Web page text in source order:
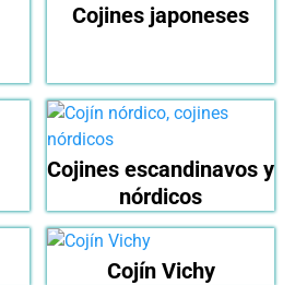
Cojines japoneses
Cojines escandinavos y
nórdicos
Cojín Vichy